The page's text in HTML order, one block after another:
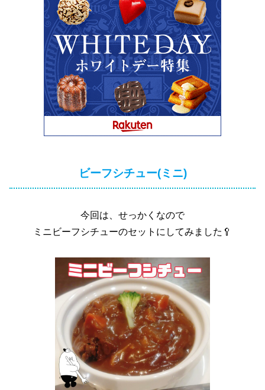
ビーフシチュー(ミニ)
今回は、せっかくなので
ミニビーフシチューのセットにしてみました🥄